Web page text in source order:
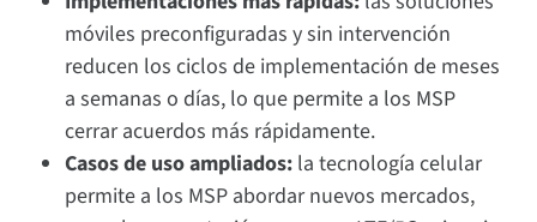
móviles preconfiguradas y sin intervención
reducen los ciclos de implementación de meses
a semanas o días, lo que permite a los MSP
cerrar acuerdos más rápidamente.
Casos de uso ampliados: la tecnología celular
permite a los MSP abordar nuevos mercados,